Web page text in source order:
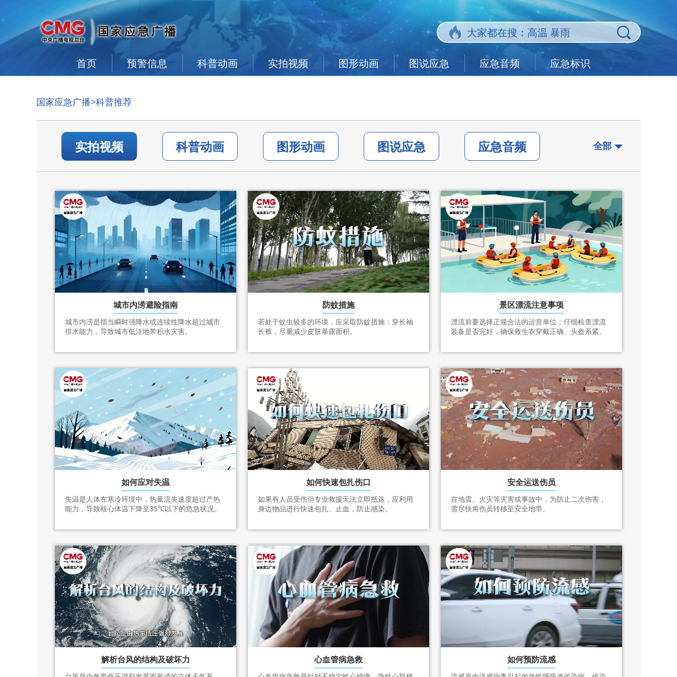
首页 预警信息 科普动画 实拍视频 图形动画 图说应急 应急音频 应急标识
国家应急广播>科普推荐
实拍视频 科普动画 图形动画 图说应急 应急音频 全部
城市内涝避险指南
城市内涝是指当瞬时强降水或连续性降水超过城市
排水能力，导致城市低洼地带积水灾害。
防蚊措施
若处于蚊虫较多的环境，应采取防蚊措施：穿长袖
长裤，尽量减少皮肤暴露面积。
景区漂流注意事项
漂流前要选择正规合法的运营单位；仔细检查漂流
装备是否完好，确保救生衣穿戴正确、头盔系紧。
如何应对失温
失温是人体在寒冷环境中，热量流失速度超过产热
能力，导致核心体温下降至35℃以下的危急状况。
如何快速包扎伤口
如果有人员受伤但专业救援无法立即抵达，应利用
身边物品进行快速包扎、止血，防止感染。
安全运送伤员
在地震、火灾等灾害或事故中，为防止二次伤害，
需尽快将伤员转移至安全地带。
解析台风的结构及破坏力 心血管病急救 如何预防流感